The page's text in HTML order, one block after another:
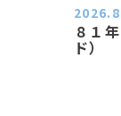
８１
ド）